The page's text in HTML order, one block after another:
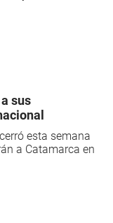
sus
esta semana
a Catamarca en